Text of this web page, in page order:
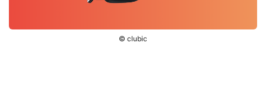
© clubic